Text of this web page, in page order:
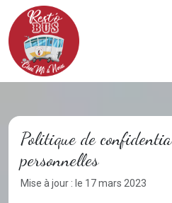
Politique de
personnelles
Mise à jour : le 17 mars 2023
Panneau de gestion des cookies